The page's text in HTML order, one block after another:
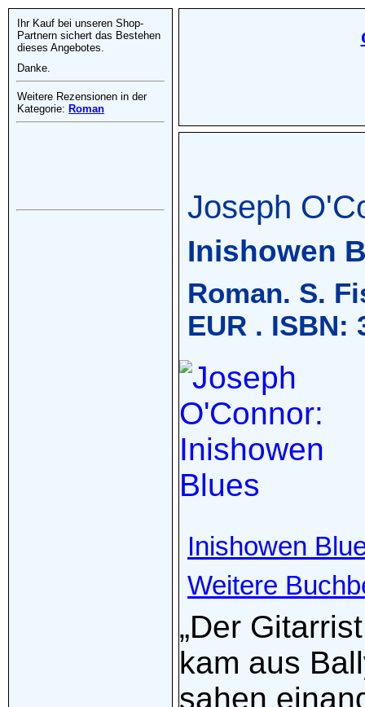
Joseph
Inishowen
Roman. S.
EUR . ISBN:
Inishowen
Weitere
„Der
kam aus
sahen
Ihr Kauf bei unseren Shop-
Partnern sichert das Bestehen
dieses Angebotes.
Danke.
Weitere Rezensionen in der
Kategorie: Roman